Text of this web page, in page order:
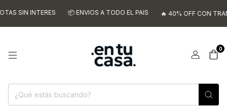
📦 ENVIOS A TODO EL PAIS 🔥 40% OFF CON TRANSFERENCIA
0